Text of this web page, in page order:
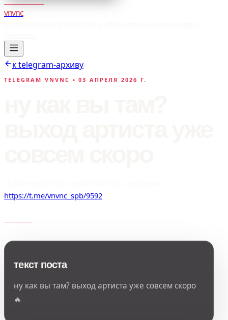
vnvnc
к telegram-архиву
TELEGRAM VNVNC • 03 АПРЕЛЯ 2026 Г.
https://t.me/vnvnc_spb/9592
текст поста
ну как вы там? выход артиста уже совсем скоро
🔥